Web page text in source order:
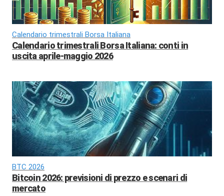
Calendario trimestrali Borsa Italiana
Calendario trimestrali Borsa Italiana: conti in
uscita aprile-maggio 2026
BTC 2026
Bitcoin 2026: previsioni di prezzo e scenari di
mercato